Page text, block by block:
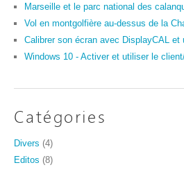
Marseille et le parc national des
Vol en montgolfière au-dessus de la
Calibrer son écran avec DisplayCAL et
Windows 10 - Activer et utiliser le
Catégories
Divers (4)
Editos (8)